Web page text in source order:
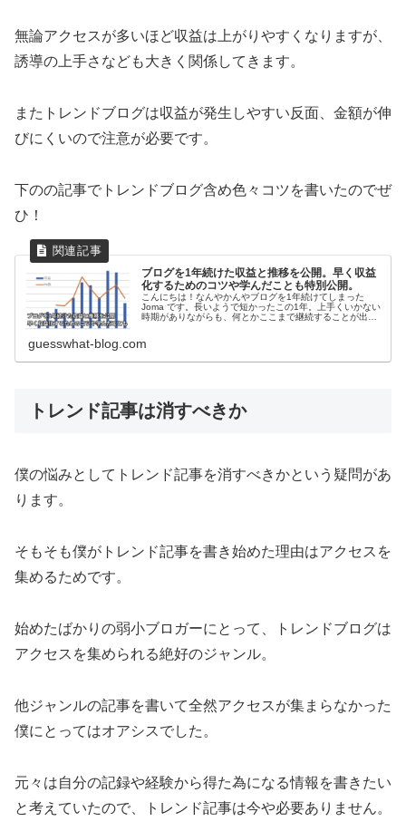
無論アクセスが多いほど収益は上がりやすくなりますが、
誘導の上手さなども大きく関係してきます。
またトレンドブログは収益が発生しやすい反面、金額が伸
びにくいので注意が必要です。
下のの記事でトレンドブログ含め色々コツを書いたのでぜ
ひ！
ブログを1年続けた収益と推移を公開。早く収益
化するためのコツや学んだことも特別公開。
こんにちは！なんやかんやブログを1年続けてしまった
Joma です。長いようで短かったこの1年。上手くいかない
時期がありながらも、何とかここまで継続することが出来
guesswhat-blog.com
トレンド記事は消すべきか
僕の悩みとしてトレンド記事を消すべきかという疑問があ
ります。
そもそも僕がトレンド記事を書き始めた理由はアクセスを
集めるためです。
始めたばかりの弱小ブロガーにとって、トレンドブログは
アクセスを集められる絶好のジャンル。
他ジャンルの記事を書いて全然アクセスが集まらなかった
僕にとってはオアシスでした。
元々は自分の記録や経験から得た為になる情報を書きたい
と考えていたので、トレンド記事は今や必要ありません。